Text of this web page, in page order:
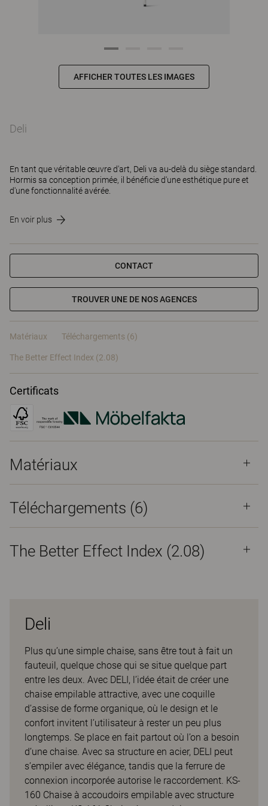
AFFICHER TOUTES LES IMAGES
Deli
En tant que véritable œuvre d'art, Deli va au-delà du siège standard.
Hormis sa conception primée, il bénéficie d'une esthétique pure et
d'une fonctionnalité avérée.
En voir plus
CONTACT
TROUVER UNE DE NOS AGENCES
Matériaux Téléchargements (6)
The Better Effect Index (2.08)
Certificats
Matériaux
Téléchargements (6)
The Better Effect Index (2.08)
Deli
Plus qu’une simple chaise, sans être tout à fait un
fauteuil, quelque chose qui se situe quelque part
entre les deux. Avec DELI, l’idée était de créer une
chaise empilable attractive, avec une coquille
d’assise de forme organique, où le design et le
confort invitent l’utilisateur à rester un peu plus
longtemps. Se place en fait partout où l’on a besoin
d’une chaise. Avec sa structure en acier, DELI peut
s’empiler avec élégance, tandis que la ferrure de
connexion incorporée autorise le raccordement. KS-
160 Chaise à accoudoirs empilable avec structure